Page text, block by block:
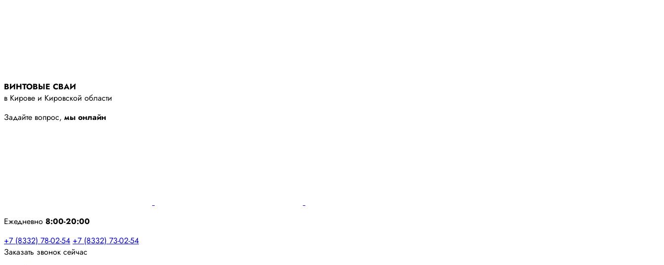
ВИНТОВЫЕ СВАИ
в Кирове и Кировской области
Задайте вопрос, мы онлайн
Ежедневно 8:00-20:00
+7 (8332) 78-02-54 +7 (8332) 73-02-54
Заказать звонок сейчас